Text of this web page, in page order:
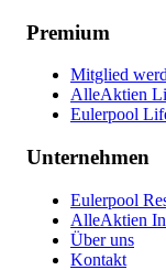
Premium
Mitglied
AlleAktien
Eulerpool
Unternehmen
Eulerpool
AlleAktien
Über uns
Kontakt